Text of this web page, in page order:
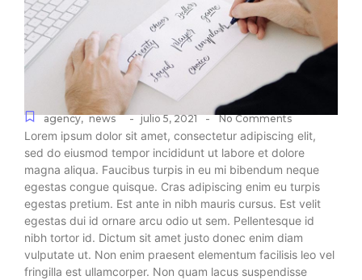
agency, news - julio 5, 2021 - No Comments
Lorem ipsum dolor sit amet, consectetur adipiscing elit,
sed do eiusmod tempor incididunt ut labore et dolore
magna aliqua. Faucibus turpis in eu mi bibendum neque
egestas congue quisque. Cras adipiscing enim eu turpis
egestas pretium. Est ante in nibh mauris cursus. Est velit
egestas dui id ornare arcu odio ut sem. Pellentesque id
nibh tortor id. Dictum sit amet justo donec enim diam
vulputate ut. Non enim praesent elementum facilisis leo vel
fringilla est ullamcorper. Non quam lacus suspendisse